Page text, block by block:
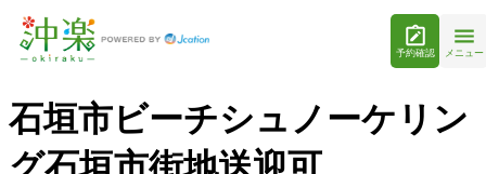
予約確認 メニュー
石垣市ビーチシュノーケリン